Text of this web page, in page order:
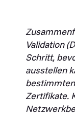
Validation
Schritt,
ausstellen
Zertifikate.